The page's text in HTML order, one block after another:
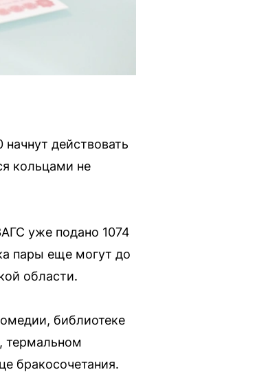
действовать
кольцами не
уже подано 1074
пары еще могут до
области.
библиотеке
термальном
бракосочетания.